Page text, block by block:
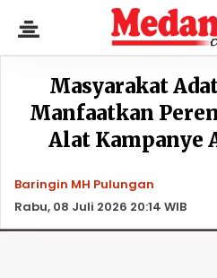
Masyarakat
Manfaatkan
Alat Kampanye
Baringin MH Pulungan
Rabu, 08 Juli 2026 20:14 WIB